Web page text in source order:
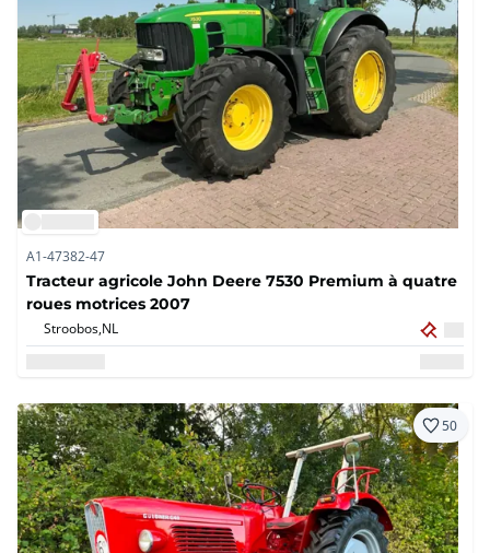
A1-47382-47
Tracteur agricole John Deere 7530 Premium à quatre
roues motrices 2007
Stroobos,NL
50